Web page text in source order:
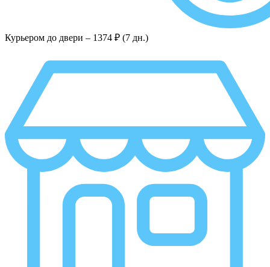
Курьером до двери – 1374 ₽ (7 дн.)